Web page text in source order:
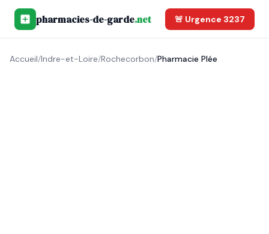
pharmacies-de-garde.net 🚨 Urgence 3237
Accueil/Indre-et-Loire/Rochecorbon/Pharmacie Plée